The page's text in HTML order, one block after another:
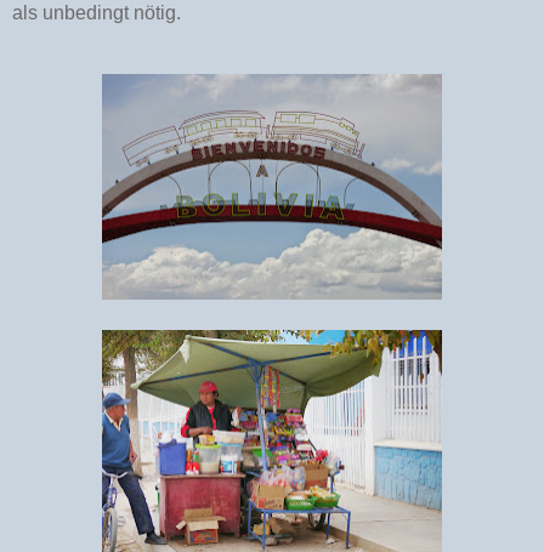
als unbedingt nötig.